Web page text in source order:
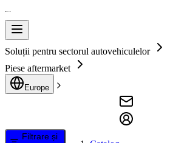
Soluții pentru sectorul autovehiculelor
Piese aftermarket
Europe
Filtrare și